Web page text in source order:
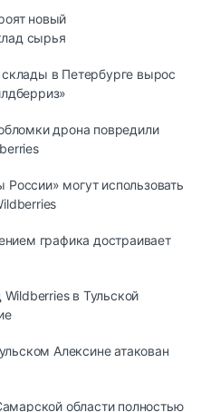
новый
сырья
в Петербурге вырос
дрона повредили
могут использовать
графика достраивает
в Тульской
Алексине атакован
области полностью